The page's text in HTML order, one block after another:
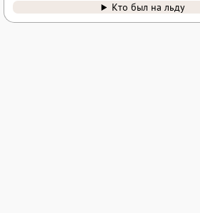
Кто был на льду